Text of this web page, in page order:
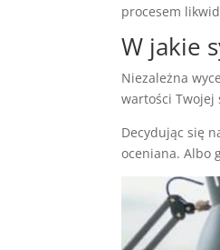
procesem
W jakie
Niezależna
wartości Twojej
Decydując się
oceniana. Albo